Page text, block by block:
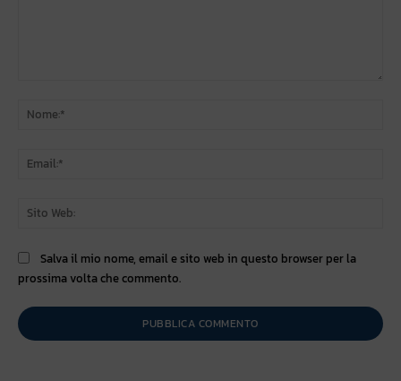
Salva il mio nome, email e sito web in questo browser per la
prossima volta che commento.